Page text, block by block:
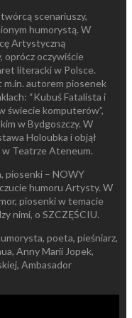
scenariuszy,
humorystą. W
Artystyczną
oprócz oczywiście
literacki w Polsce.
m.in. autorem piosenek
“Kubuś Fatalista i
świecie komputerów”,
w Bydgoszczy. W
Holoubka i objął
w Teatrze Ateneum.
piosenki – NOWY
humoru Artysty. W
piosenki w temacie
nimi, o SZCZĘŚCIU.
poeta, pieśniarz,
Anny Marii Jopek,
Ambasador